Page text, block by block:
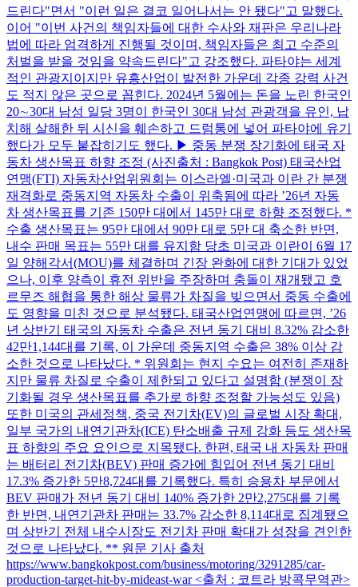
드린다"면서 "이런 일은 결코 일어나서는 안 됐다"고 말했다.
이어 "이번 사건의 책임자들에 대한 수사와 재판은 우리나라
법에 따라 엄격하게 진행될 것이며, 책임자들은 최고 수준의
처벌을 받을 것임을 약속드린다"고 강조했다. 파타야는 세계
적인 관광지이지만 유흥산업이 발전한 가운데 각종 강력 사건
도 적지 않은 곳으로 꼽힌다. 2024년 5월에는 돈을 노린 한국인
20∼30대 남성 일당 3명이 한국인 30대 남성 관광객을 유인, 납
치해 살해한 뒤 시신을 훼손하고 드럼통에 넣어 파타야에 유기
했다가 모두 붙잡히기도 했다. ▶ 중동 분쟁 장기화에 태국 자
동차 생산목표 하향 조정 (사진출처 : Bangkok Post) 태국산업
연맹(FTI) 자동차산업위원회는 이스라엘·미국과 이란 간 분쟁
재격화로 중동지역 자동차 수출이 위축됨에 따라 ’26년 자동
차 생산목표를 기존 150만 대에서 145만 대로 하향 조정했다. *
수출 생산목표는 95만 대에서 90만 대로 5만 대 축소한 반면,
내수 판매 목표는 55만 대를 유지함 당초 미국과 이란이 6월 17
일 양해각서(MOU)를 체결하며 긴장 완화에 대한 기대가 있었
으나, 이후 양측이 휴전 위반을 주장하며 충돌이 재개됐고 호
르무즈 해협을 통한 해상 물류가 차질을 빚으면서 중동 수출에
도 영향을 미친 것으로 분석됐다. 태국산업연맹에 따르면, ’26
년 상반기 태국의 자동차 수출은 전년 동기 대비 8.32% 감소한
42만1,144대를 기록, 이 가운데 중동지역 수출은 38% 이상 감
소한 것으로 나타났다. * 위원회는 현지 수요는 여전히 존재하
지만 물류 차질로 수출이 제한되고 있다고 설명함 (분쟁이 장
기화될 경우 생산목표를 추가로 하향 조정할 가능성도 있음)
또한 미국의 관세정책, 중국 전기차(EV)의 글로벌 시장 확대,
일부 국가의 내연기관차(ICE) 탄소배출 규제 강화 등도 생산목
표 하향의 주요 요인으로 지목됐다. 한편, 태국 내 자동차 판매
는 배터리 전기차(BEV) 판매 증가에 힘입어 전년 동기 대비
17.3% 증가한 5만8,724대를 기록했다. 특히 승용차 부문에서
BEV 판매가 전년 동기 대비 140% 증가한 2만2,275대를 기록
한 반면, 내연기관차 판매는 33.7% 감소한 8,114대로 집계됐으
며 상반기 전체 내수시장도 전기차 판매 확대가 성장을 견인한
것으로 나타났다. ** 원문 기사 출처
https://www.bangkokpost.com/business/motoring/3291285/car-
production-target-hit-by-mideast-war <출처 : 코트라 방콕무역관>